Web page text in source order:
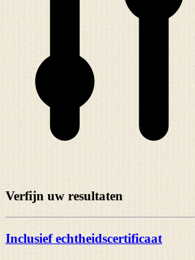
Verfijn uw resultaten
Inclusief echtheidscertificaat